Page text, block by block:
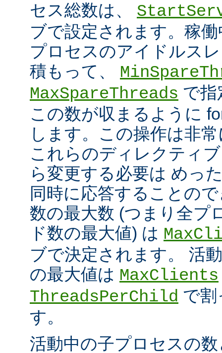
セス総数は、
ブで設定されます。稼
プロセスのアイドルス
積もって、
MaxSpareThreads で指
この数が収まるように
します。この操作は非
これらのディレクティ
ら変更する必要は めっ
同時に応答することの
数の最大数 (つまり全プ
ド数の最大値) は
ブで決定されます。 活
の最大値は MaxClients
ThreadsPerChild で割
す。
活動中の子プロセスの